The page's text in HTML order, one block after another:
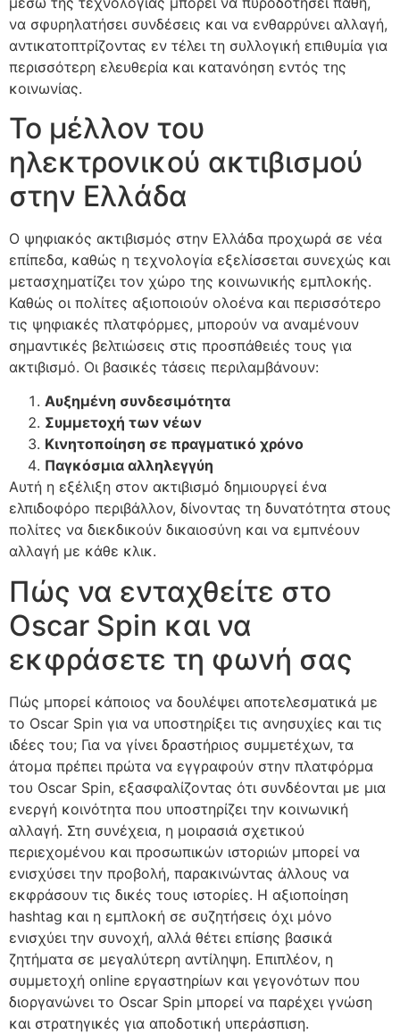
να σφυρηλατήσει συνδέσεις και να ενθαρρύνει αλλαγή,
αντικατοπτρίζοντας εν τέλει τη συλλογική επιθυμία για
περισσότερη ελευθερία και κατανόηση εντός της
κοινωνίας.
Το μέλλον του
ηλεκτρονικού ακτιβισμού
στην Ελλάδα
Ο ψηφιακός ακτιβισμός στην Ελλάδα προχωρά σε νέα
επίπεδα, καθώς η τεχνολογία εξελίσσεται συνεχώς και
μετασχηματίζει τον χώρο της κοινωνικής εμπλοκής.
Καθώς οι πολίτες αξιοποιούν ολοένα και περισσότερο
τις ψηφιακές πλατφόρμες, μπορούν να αναμένουν
σημαντικές βελτιώσεις στις προσπάθειές τους για
ακτιβισμό. Οι βασικές τάσεις περιλαμβάνουν:
Αυξημένη συνδεσιμότητα
Συμμετοχή των νέων
Κινητοποίηση σε πραγματικό χρόνο
Παγκόσμια αλληλεγγύη
Αυτή η εξέλιξη στον ακτιβισμό δημιουργεί ένα
ελπιδοφόρο περιβάλλον, δίνοντας τη δυνατότητα στους
πολίτες να διεκδικούν δικαιοσύνη και να εμπνέουν
αλλαγή με κάθε κλικ.
Πώς να ενταχθείτε στο
Oscar Spin και να
εκφράσετε τη φωνή σας
Πώς μπορεί κάποιος να δουλέψει αποτελεσματικά με
το Oscar Spin για να υποστηρίξει τις ανησυχίες και τις
ιδέες του; Για να γίνει δραστήριος συμμετέχων, τα
άτομα πρέπει πρώτα να εγγραφούν στην πλατφόρμα
του Oscar Spin, εξασφαλίζοντας ότι συνδέονται με μια
ενεργή κοινότητα που υποστηρίζει την κοινωνική
αλλαγή. Στη συνέχεια, η μοιρασιά σχετικού
περιεχομένου και προσωπικών ιστοριών μπορεί να
ενισχύσει την προβολή, παρακινώντας άλλους να
εκφράσουν τις δικές τους ιστορίες. Η αξιοποίηση
hashtag και η εμπλοκή σε συζητήσεις όχι μόνο
ενισχύει την συνοχή, αλλά θέτει επίσης βασικά
ζητήματα σε μεγαλύτερη αντίληψη. Επιπλέον, η
συμμετοχή online εργαστηρίων και γεγονότων που
διοργανώνει το Oscar Spin μπορεί να παρέχει γνώση
και στρατηγικές για αποδοτική υπεράσπιση.